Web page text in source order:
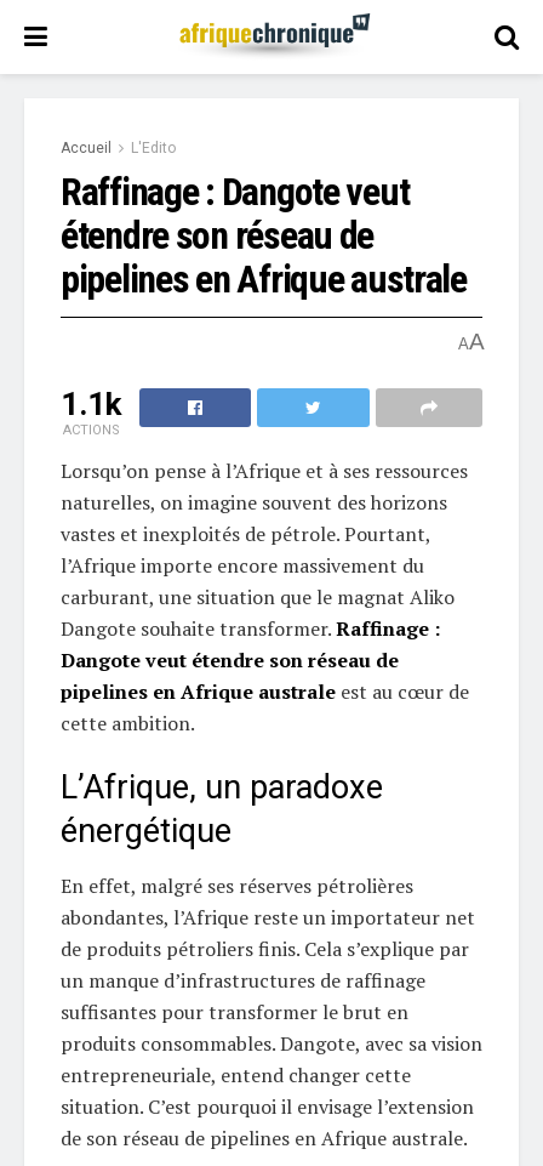
Accueil L'Edito
Raffinage : Dangote veut
étendre son réseau de
pipelines en Afrique australe
AA
1.1k
ACTIONS
Lorsqu’on pense à l’Afrique et à ses ressources
naturelles, on imagine souvent des horizons
vastes et inexploités de pétrole. Pourtant,
l’Afrique importe encore massivement du
carburant, une situation que le magnat Aliko
Dangote souhaite transformer.Raffinage :
Dangote veut étendre son réseau de
pipelines en Afrique australe est au cœur de
cette ambition.
L’Afrique, un paradoxe
énergétique
En effet, malgré ses réserves pétrolières
abondantes, l’Afrique reste un importateur net
de produits pétroliers finis. Cela s’explique par
un manque d’infrastructures de raffinage
suffisantes pour transformer le brut en
produits consommables. Dangote, avec sa vision
entrepreneuriale, entend changer cette
situation. C’est pourquoi il envisage l’extension
de son réseau de pipelines en Afrique australe.